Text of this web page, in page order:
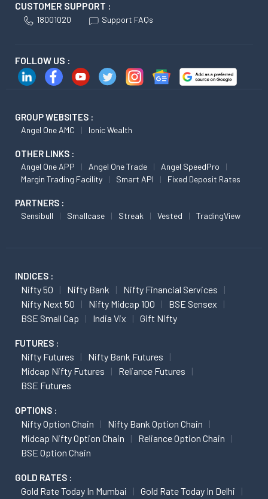
CUSTOMER SUPPORT :
18001020 Support FAQs
FOLLOW US :
GROUP WEBSITES :
Angel One AMC Ionic Wealth
OTHER LINKS :
Angel One APP Angel One Trade
Angel SpeedPro
Margin Trading Facility
Smart API Fixed Deposit Rates
PARTNERS :
Sensibull Smallcase Streak Vested TradingView
INDICES :
Nifty 50 Nifty Bank
Nifty Financial Services
Nifty Next 50
Nifty Midcap 100
BSE Sensex
BSE Small Cap
India Vix Gift Nifty
FUTURES :
Nifty Futures
Nifty Bank Futures
Midcap Nifty Futures
Reliance Futures
BSE Futures
OPTIONS :
Nifty Option Chain
Nifty Bank Option Chain
Midcap Nifty Option Chain
Reliance Option Chain
BSE Option Chain
GOLD RATES :
Gold Rate Today In Mumbai
Gold Rate Today In Delhi